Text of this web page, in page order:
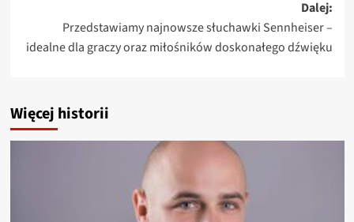
Dalej:
Przedstawiamy najnowsze słuchawki Sennheiser –
idealne dla graczy oraz miłośników doskonałego dźwięku
Więcej historii